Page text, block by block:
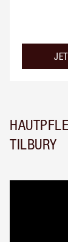
TILBURY